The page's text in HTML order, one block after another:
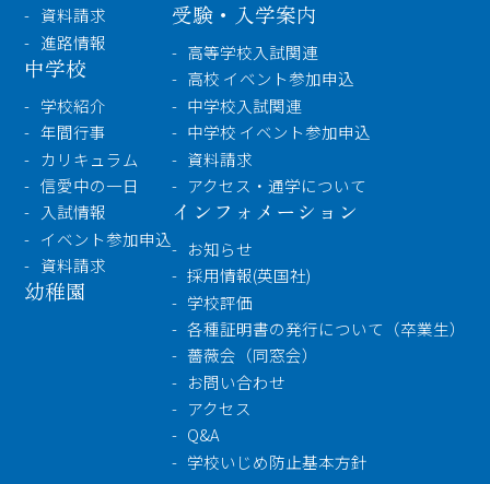
資料請求
進路情報
中学校
学校紹介
年間行事
カリキュラム
信愛中の一日
入試情報
イベント参加申込
資料請求
幼稚園
受験・入学案内
高等学校入試関連
高校 イベント参加申込
中学校入試関連
中学校 イベント参加申込
資料請求
アクセス・通学について
インフォメーション
お知らせ
採用情報(英国社)
学校評価
各種証明書の発行について（卒業生）
薔薇会（同窓会）
お問い合わせ
アクセス
Q&A
学校いじめ防止基本方針